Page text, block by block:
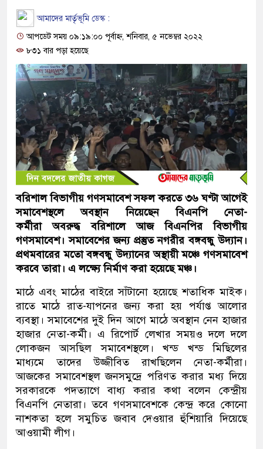
আমাদের মার্তৃভূমি ডেস্ক :
আপডেট সময় ০৯:১৯:০০ পূর্বাহ্ন, শনিবার, ৫ নভেম্বর ২০২২
৮৩১ বার পড়া হয়েছে
বরিশাল বিভাগীয় গণসমাবেশ সফল করতে ৩৬ ঘণ্টা আগেই
সমাবেশস্থলে অবস্থান নিয়েছেন বিএনপি নেতা-
কর্মীরা অবরুদ্ধ বরিশালে আজ বিএনপির বিভাগীয়
গণসমাবেশ। সমাবেশের জন্য প্রস্তুত নগরীর বঙ্গবন্ধু উদ্যান।
প্রথমবারের মতো বঙ্গবন্ধু উদ্যানের অস্থায়ী মঞ্চে গণসমাবেশ
করবে তারা। এ লক্ষ্যে নির্মাণ করা হয়েছে মঞ্চ।
মাঠে এবং মাঠের বাইরে সাঁটানো হয়েছে শতাধিক মাইক।
রাতে মাঠে রাত-যাপনের জন্য করা হয় পর্যাপ্ত আলোর
ব্যবস্থা। সমাবেশের দুই দিন আগে মাঠে অবস্থান নেন হাজার
হাজার নেতা-কর্মী। এ রিপোর্ট লেখার সময়ও দলে দলে
লোকজন আসছিল সমাবেশস্থলে। খন্ড খন্ড মিছিলের
মাধ্যমে তাদের উজ্জীবিত রাখছিলেন নেতা-কর্মীরা।
আজকের সমাবেশস্থল জনসমুদ্রে পরিণত করার মধ্য দিয়ে
সরকারকে পদত্যাগে বাধ্য করার কথা বলেন কেন্দ্রীয়
বিএনপি নেতারা। তবে গণসমাবেশকে কেন্দ্র করে কোনো
নাশকতা হলে সমুচিত জবাব দেওয়ার হুঁশিয়ারি দিয়েছে
আওয়ামী লীগ।